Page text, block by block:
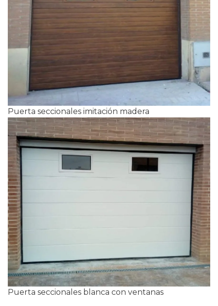
Puerta seccionales imitación madera
Puerta seccionales blanca con ventanas